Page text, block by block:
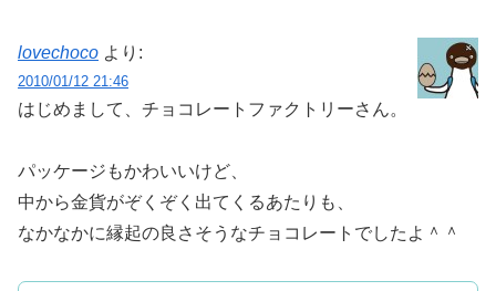
lovechoco より:
2010/01/12 21:46
はじめまして、チョコレートファクトリーさん。
パッケージもかわいいけど、
中から金貨がぞくぞく出てくるあたりも、
なかなかに縁起の良さそうなチョコレートでしたよ＾＾